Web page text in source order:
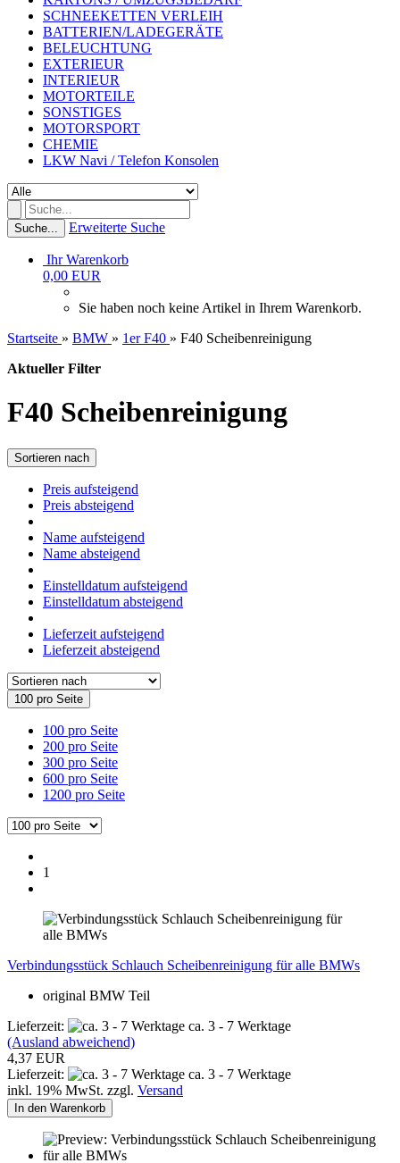
SCHNEEKETTEN VERLEIH
BATTERIEN/LADEGERÄTE
BELEUCHTUNG
EXTERIEUR
INTERIEUR
MOTORTEILE
SONSTIGES
MOTORSPORT
CHEMIE
LKW Navi / Telefon Konsolen
Suche... Erweiterte Suche
Ihr Warenkorb
0,00 EUR
Sie haben noch keine Artikel in Ihrem Warenkorb.
Startseite » BMW » 1er F40 » F40 Scheibenreinigung
Aktueller Filter
F40 Scheibenreinigung
Sortieren nach
Preis aufsteigend
Preis absteigend
Name aufsteigend
Name absteigend
Einstelldatum aufsteigend
Einstelldatum absteigend
Lieferzeit aufsteigend
Lieferzeit absteigend
100 pro Seite
100 pro Seite
200 pro Seite
300 pro Seite
600 pro Seite
1200 pro Seite
1
Verbindungsstück Schlauch Scheibenreinigung für alle BMWs
original BMW Teil
Lieferzeit:
ca. 3 - 7 Werktage
(Ausland abweichend)
4,37 EUR
Lieferzeit:
ca. 3 - 7 Werktage
inkl. 19% MwSt. zzgl. Versand
In den Warenkorb